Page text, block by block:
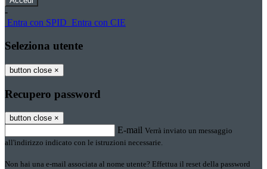
-
Entra con SPID Entra con CIE
Seleziona utente
button close ×
Recupero password
button close ×
E-mail Verrà inviato un messaggio
all'indirizzo indicato con le istruzioni necessarie.
Non hai una e-mail associata al nome utente? Effettua il reset della password